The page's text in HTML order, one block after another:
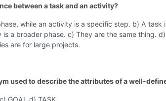
between a task and an activity?
while an activity is a specific step. b) A task
a broader phase. c) They are the same thing.
are for large projects.
used to describe the attributes of a well-
GOAL d) TASK